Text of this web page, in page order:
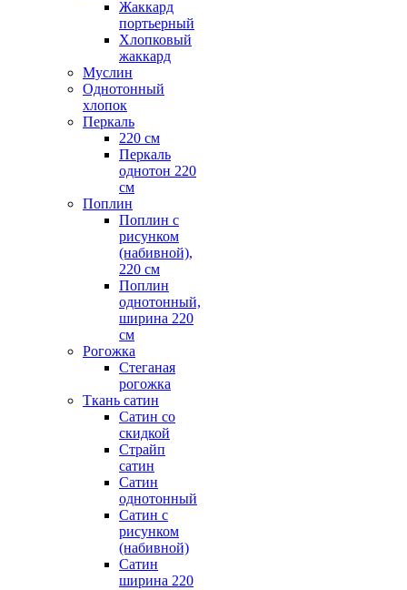
Жаккард
портьерный
Хлопковый
жаккард
Муслин
Однотонный
хлопок
Перкаль
220 см
Перкаль
однотон 220
см
Поплин
Поплин с
рисунком
(набивной),
220 см
Поплин
однотонный,
ширина 220
см
Рогожка
Стеганая
рогожка
Ткань сатин
Сатин со
скидкой
Страйп
сатин
Сатин
однотонный
Сатин с
рисунком
(набивной)
Сатин
ширина 220